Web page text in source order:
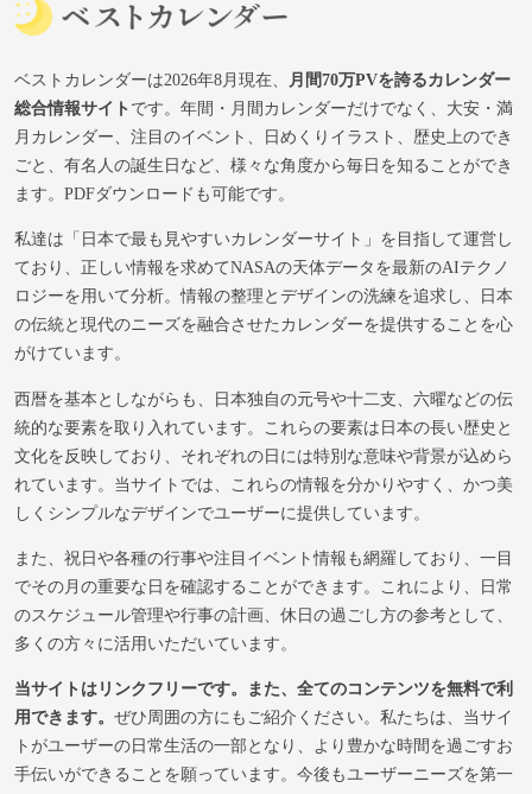
ベストカレンダーは2026年8月現在、
月間70万PVを誇るカレンダー
総合情報サイトです。年間・月間カレンダーだけでなく、大安・満
月カレンダー、注目のイベント、日めくりイラスト、歴史上のでき
ごと、有名人の誕生日など、様々な角度から毎日を知ることができ
ます。PDFダウンロードも可能です。
私達は「日本で最も見やすいカレンダーサイト」を目指して運営し
ており、正しい情報を求めてNASAの天体データを最新のAIテクノ
ロジーを用いて分析。情報の整理とデザインの洗練を追求し、日本
の伝統と現代のニーズを融合させたカレンダーを提供することを心
がけています。
西暦を基本としながらも、日本独自の元号や十二支、六曜などの伝
統的な要素を取り入れています。これらの要素は日本の長い歴史と
文化を反映しており、それぞれの日には特別な意味や背景が込めら
れています。当サイトでは、これらの情報を分かりやすく、かつ美
しくシンプルなデザインでユーザーに提供しています。
また、祝日や各種の行事や注目イベント情報も網羅しており、一目
でその月の重要な日を確認することができます。これにより、日常
のスケジュール管理や行事の計画、休日の過ごし方の参考として、
多くの方々に活用いただいています。
当サイトはリンクフリーです。また、全てのコンテンツを無料で利
用できます。 ぜひ周囲の方にもご紹介ください。私たちは、当サイ
トがユーザーの日常生活の一部となり、より豊かな時間を過ごすお
手伝いができることを願っています。今後もユーザーニーズを第一